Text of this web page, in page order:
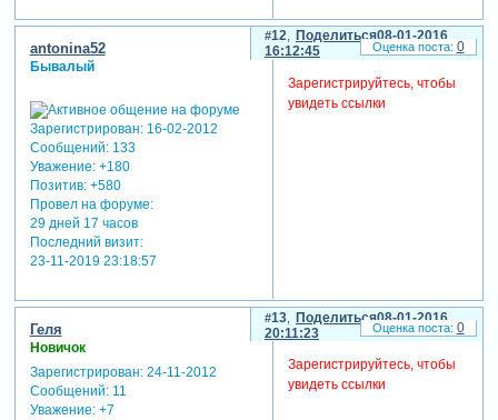
Поделиться
12
08-01-2016
16:12:45
antonina52
Бывалый
Зарегистрирован: 16-02-2012
Сообщений:133
Уважение: +180
Позитив: +580
Провел на форуме:
29 дней 17 часов
Последний визит:
23-11-2019 23:18:57
Зарегистрируйтесь, чтобы
увидеть ссылки
0
Поделиться
13
08-01-2016
20:11:23
Геля
Новичок
Зарегистрирован: 24-11-2012
Сообщений:11
Уважение: +7
Зарегистрируйтесь, чтобы
увидеть ссылки
0